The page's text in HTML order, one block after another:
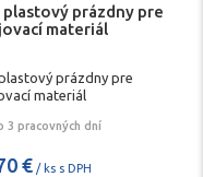
plastový prázdny pre
materiál
prázdny pre
materiál
3 pracovných dní
€ / ks s DPH